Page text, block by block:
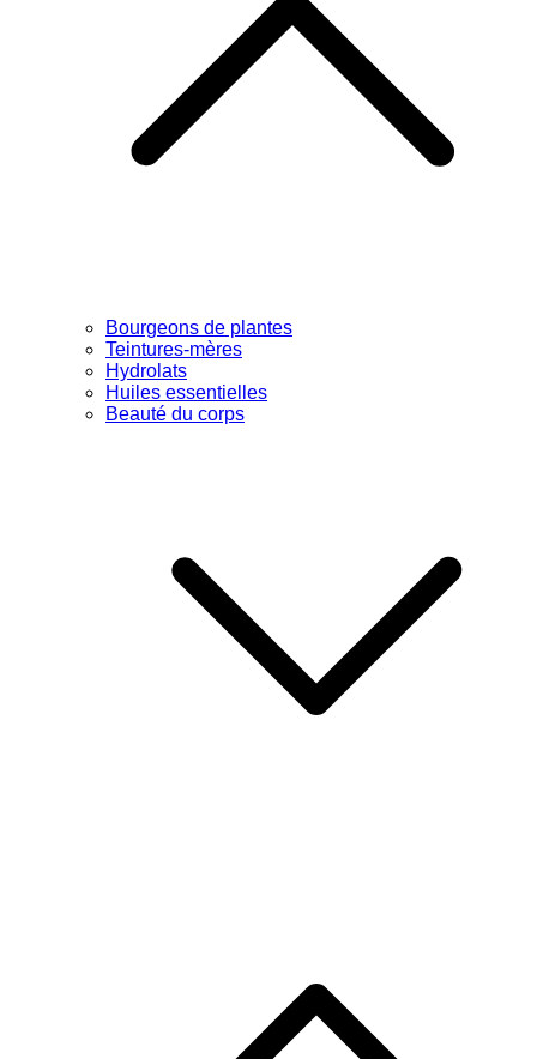
Bourgeons de plantes
Teintures-mères
Hydrolats
Huiles essentielles
Beauté du corps